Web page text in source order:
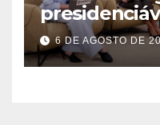
pelo g1 e
6 DE AGOSTO DE